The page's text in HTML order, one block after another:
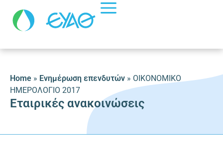
Home » Ενημέρωση επενδυτών » ΟΙΚΟΝΟΜΙΚΟ
ΗΜΕΡΟΛΟΓΙΟ 2017
Εταιρικές ανακοινώσεις